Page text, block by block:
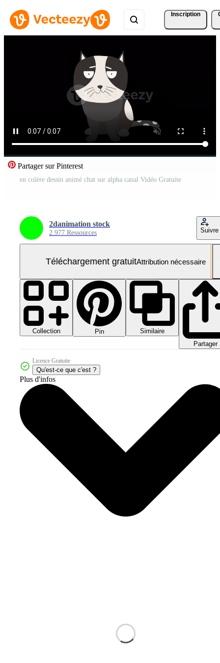
Inscription
Partager sur Pinterest
en colère dessin animé chat sur alpha canal Vidéo Gratuite
2danimation stock
2 977 Ressources Suivre
Téléchargement gratuitAttribution nécessaire
Collection Pin
Similaire
Partager
Licence Gratuite
Qu'est-ce que c'est ?
Plus d'infos